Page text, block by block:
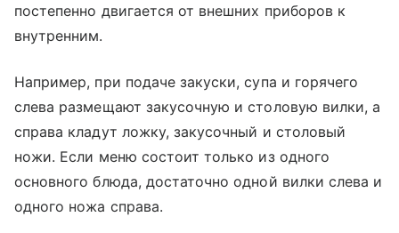
постепенно двигается от внешних приборов к
внутренним.
Например, при подаче закуски, супа и горячего
слева размещают закусочную и столовую вилки, а
справа кладут ложку, закусочный и столовый
ножи. Если меню состоит только из одного
основного блюда, достаточно одной вилки слева и
одного ножа справа.